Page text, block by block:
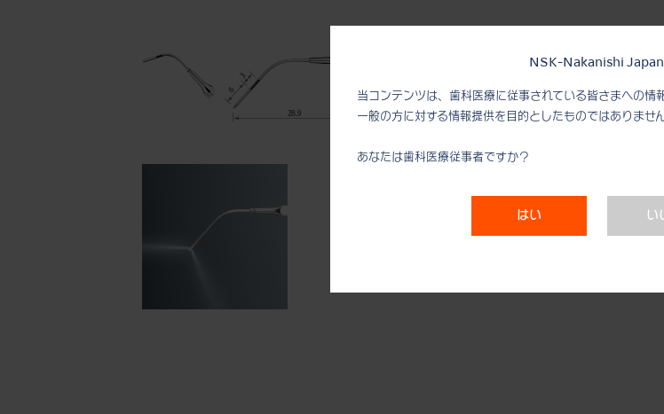
NSK-Nakanishi Japan
当コンテンツは、歯科医療に従事されている皆さまへの情
一般の方に対する情報提供を目的としたものではありませ
あなたは歯科医療従事者ですか？
はい い
チップの先端から6mmのところ